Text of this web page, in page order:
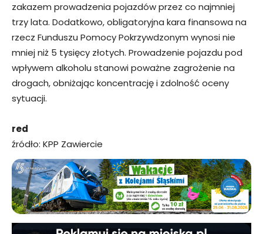
zakazem prowadzenia pojazdów przez co najmniej
trzy lata. Dodatkowo, obligatoryjna kara finansowa na
rzecz Funduszu Pomocy Pokrzywdzonym wynosi nie
mniej niż 5 tysięcy złotych. Prowadzenie pojazdu pod
wpływem alkoholu stanowi poważne zagrożenie na
drogach, obniżając koncentrację i zdolność oceny
sytuacji.
red
źródło: KPP Zawiercie